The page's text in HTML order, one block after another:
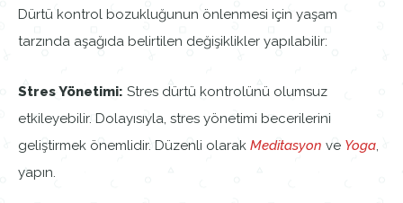
Dürtü kontrol bozukluğunun önlenmesi için yaşam
tarzında aşağıda belirtilen değişiklikler yapılabilir:
Stres Yönetimi: Stres dürtü kontrolünü olumsuz
etkileyebilir. Dolayısıyla, stres yönetimi becerilerini
geliştirmek önemlidir. Düzenli olarak Meditasyon ve Yoga,
yapın.